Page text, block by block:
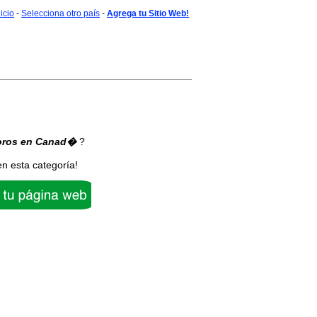
- Selecciona otro país - Agrega tu Sitio Web!
en Canad�?
esta categoría!